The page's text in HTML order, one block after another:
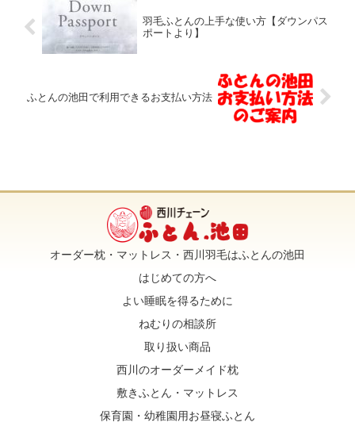
e
o
t
e
e i
羽毛ふとんの上手な使い方【ダウンパス
ポートより】
ふとんの池田で利用できるお支払い方法
オーダー枕・マットレス・西川羽毛はふとんの池田
はじめての方へ
よい睡眠を得るために
ねむりの相談所
取り扱い商品
西川のオーダーメイド枕
敷きふとん・マットレス
保育園・幼稚園用お昼寝ふとん